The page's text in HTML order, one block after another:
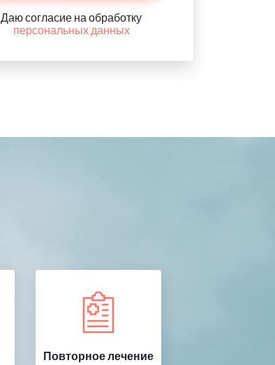
Даю согласие на обработку
персональных данных
Повторное лечение